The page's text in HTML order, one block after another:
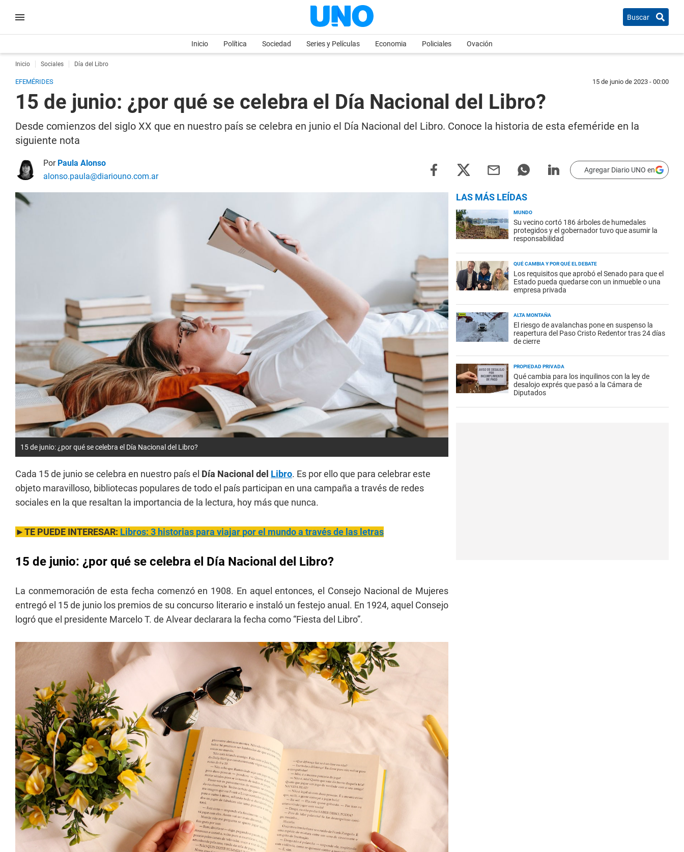
Buscar
Inicio Política Sociedad Series y Películas Economia Policiales Ovación
Inicio Sociales Día del Libro
EFEMÉRIDES 15 de junio de 2023 - 00:00
15 de junio: ¿por qué se celebra el Día Nacional del Libro?
Desde comienzos del siglo XX que en nuestro país se celebra en junio el Día Nacional del Libro. Conoce la historia de esta efeméride en la
siguiente nota
Por Paula Alonso
alonso.paula@diariouno.com.ar
Agregar Diario UNO en
15 de junio: ¿por qué se celebra el Día Nacional del Libro?
Cada 15 de junio se celebra en nuestro país el Día Nacional del Libro. Es por ello que para celebrar este
objeto maravilloso, bibliotecas populares de todo el país participan en una campaña a través de redes
sociales en la que resaltan la importancia de la lectura, hoy más que nunca.
►TE PUEDE INTERESAR: Libros: 3 historias para viajar por el mundo a través de las letras
15 de junio: ¿por qué se celebra el Día Nacional del Libro?
La conmemoración de esta fecha comenzó en 1908. En aquel entonces, el Consejo Nacional de Mujeres
entregó el 15 de junio los premios de su concurso literario e instaló un festejo anual. En 1924, aquel Consejo
logró que el presidente Marcelo T. de Alvear declarara la fecha como “Fiesta del Libro”.
LAS MÁS LEÍDAS
MUNDO
Su vecino cortó 186 árboles de humedales
protegidos y el gobernador tuvo que asumir la
responsabilidad
QUÉ CAMBIA Y POR QUÉ EL DEBATE
Los requisitos que aprobó el Senado para que el
Estado pueda quedarse con un inmueble o una
empresa privada
ALTA MONTAÑA
El riesgo de avalanchas pone en suspenso la
reapertura del Paso Cristo Redentor tras 24 días
de cierre
PROPIEDAD PRIVADA
Qué cambia para los inquilinos con la ley de
desalojo exprés que pasó a la Cámara de
Diputados